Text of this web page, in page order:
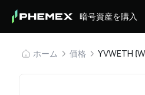
暗号資産を購入
ホーム 価格 YVWETH